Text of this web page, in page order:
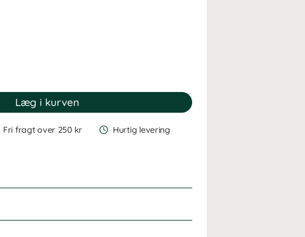
Fri fragt over 250 kr Hurtig levering